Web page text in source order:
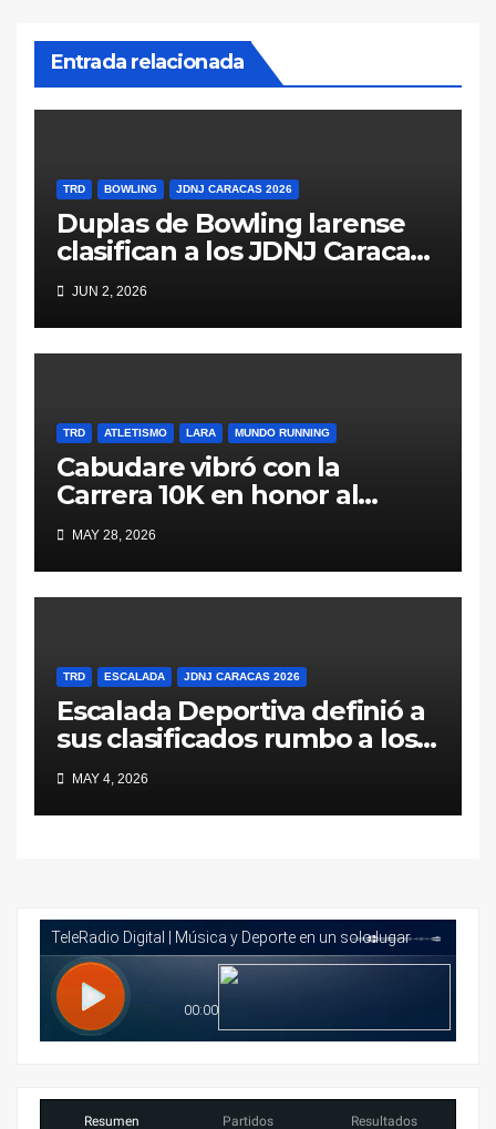
Entrada relacionada
TRD BOWLING JDNJ CARACAS 2026
Duplas de Bowling larense
clasifican a los JDNJ Caracas
2026
JUN 2, 2026
TRD ATLETISMO LARA MUNDO RUNNING
Cabudare vibró con la
Carrera 10K en honor al
General Jacinto Lara (Galería
y Resultados)
MAY 28, 2026
TRD ESCALADA JDNJ CARACAS 2026
Escalada Deportiva definió a
sus clasificados rumbo a los
Juegos Deportivos
Nacionales Juveniles Caracas
2026
MAY 4, 2026
Resumen Partidos Resultados